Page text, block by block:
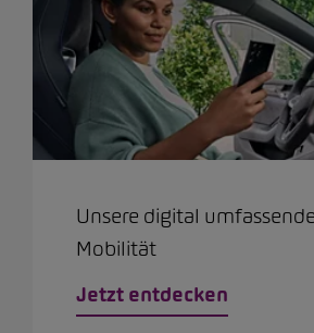
Unsere digital
Mobilität
Jetzt entdecken